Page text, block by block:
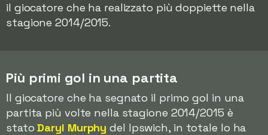
il giocatore che ha realizzato più doppiette nella
stagione 2014/2015.
Più primi gol in una partita
Il giocatore che ha segnato il primo gol in una
partita più volte nella stagione 2014/2015 è
statoDaryl Murphy del Ipswich, in totale lo ha